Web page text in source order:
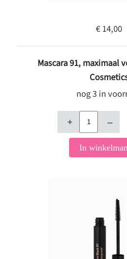
€ 14,00
Mascara 91, maximaal
nog 3 in
+ –
In